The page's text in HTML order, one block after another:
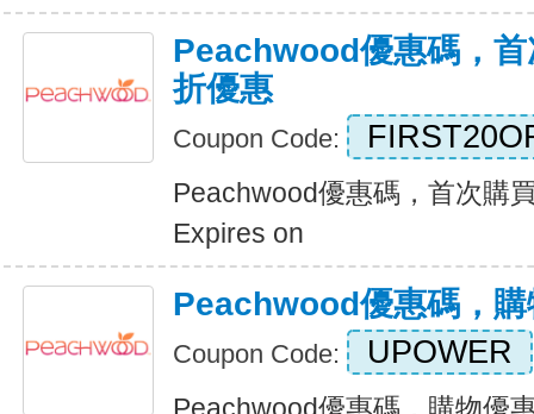
Peachwood優惠碼，
折優惠
Coupon Code:
Peachwood優惠碼，首次購
Expires on
Peachwood優惠碼，
Coupon Code: UPOWER